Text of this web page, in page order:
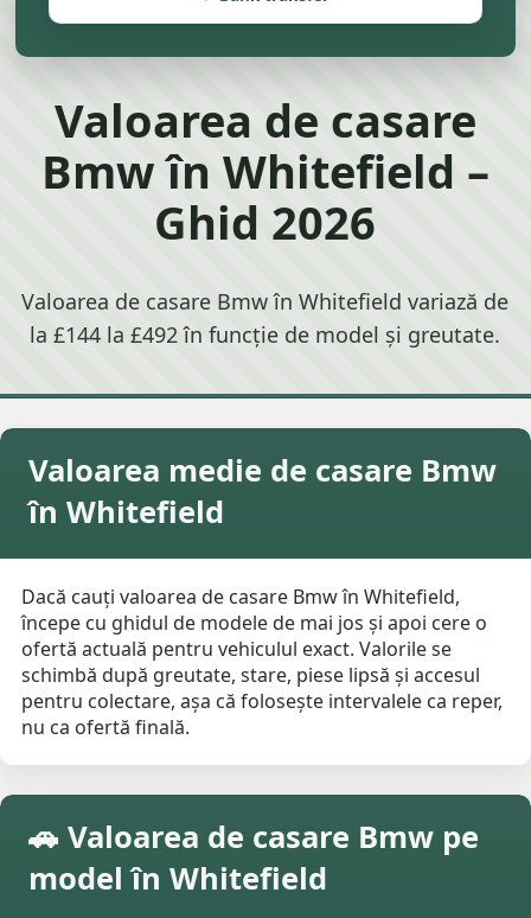
Valoarea de casare
Bmw în Whitefield –
Ghid 2026
Valoarea de casare Bmw în Whitefield variază de
la £144 la £492 în funcție de model și greutate.
Valoarea medie de casare Bmw
în Whitefield
Dacă cauți valoarea de casare Bmw în Whitefield,
începe cu ghidul de modele de mai jos și apoi cere o
ofertă actuală pentru vehiculul exact. Valorile se
schimbă după greutate, stare, piese lipsă și accesul
pentru colectare, așa că folosește intervalele ca reper,
nu ca ofertă finală.
🚗 Valoarea de casare Bmw pe
model în Whitefield